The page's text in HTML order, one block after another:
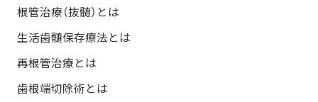
根管治療（抜髄）とは
生活歯髄保存療法とは
再根管治療とは
歯根端切除術とは